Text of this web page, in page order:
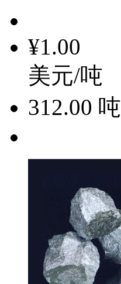
¥1.00
美元/吨
312.00 吨